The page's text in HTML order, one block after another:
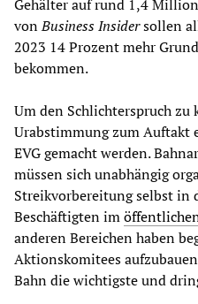
Gehälter auf rund 1,4
vonBusiness Insidersollen
2023 14 Prozent mehr
bekommen.
Um den Schlichterspruch zu
Urabstimmung zum Auftakt
EVG gemacht werden.
müssen sich unabhängig
Streikvorbereitung selbst in
Beschäftigten im
anderen Bereichen haben
Aktionskomitees
Bahn die wichtigste und